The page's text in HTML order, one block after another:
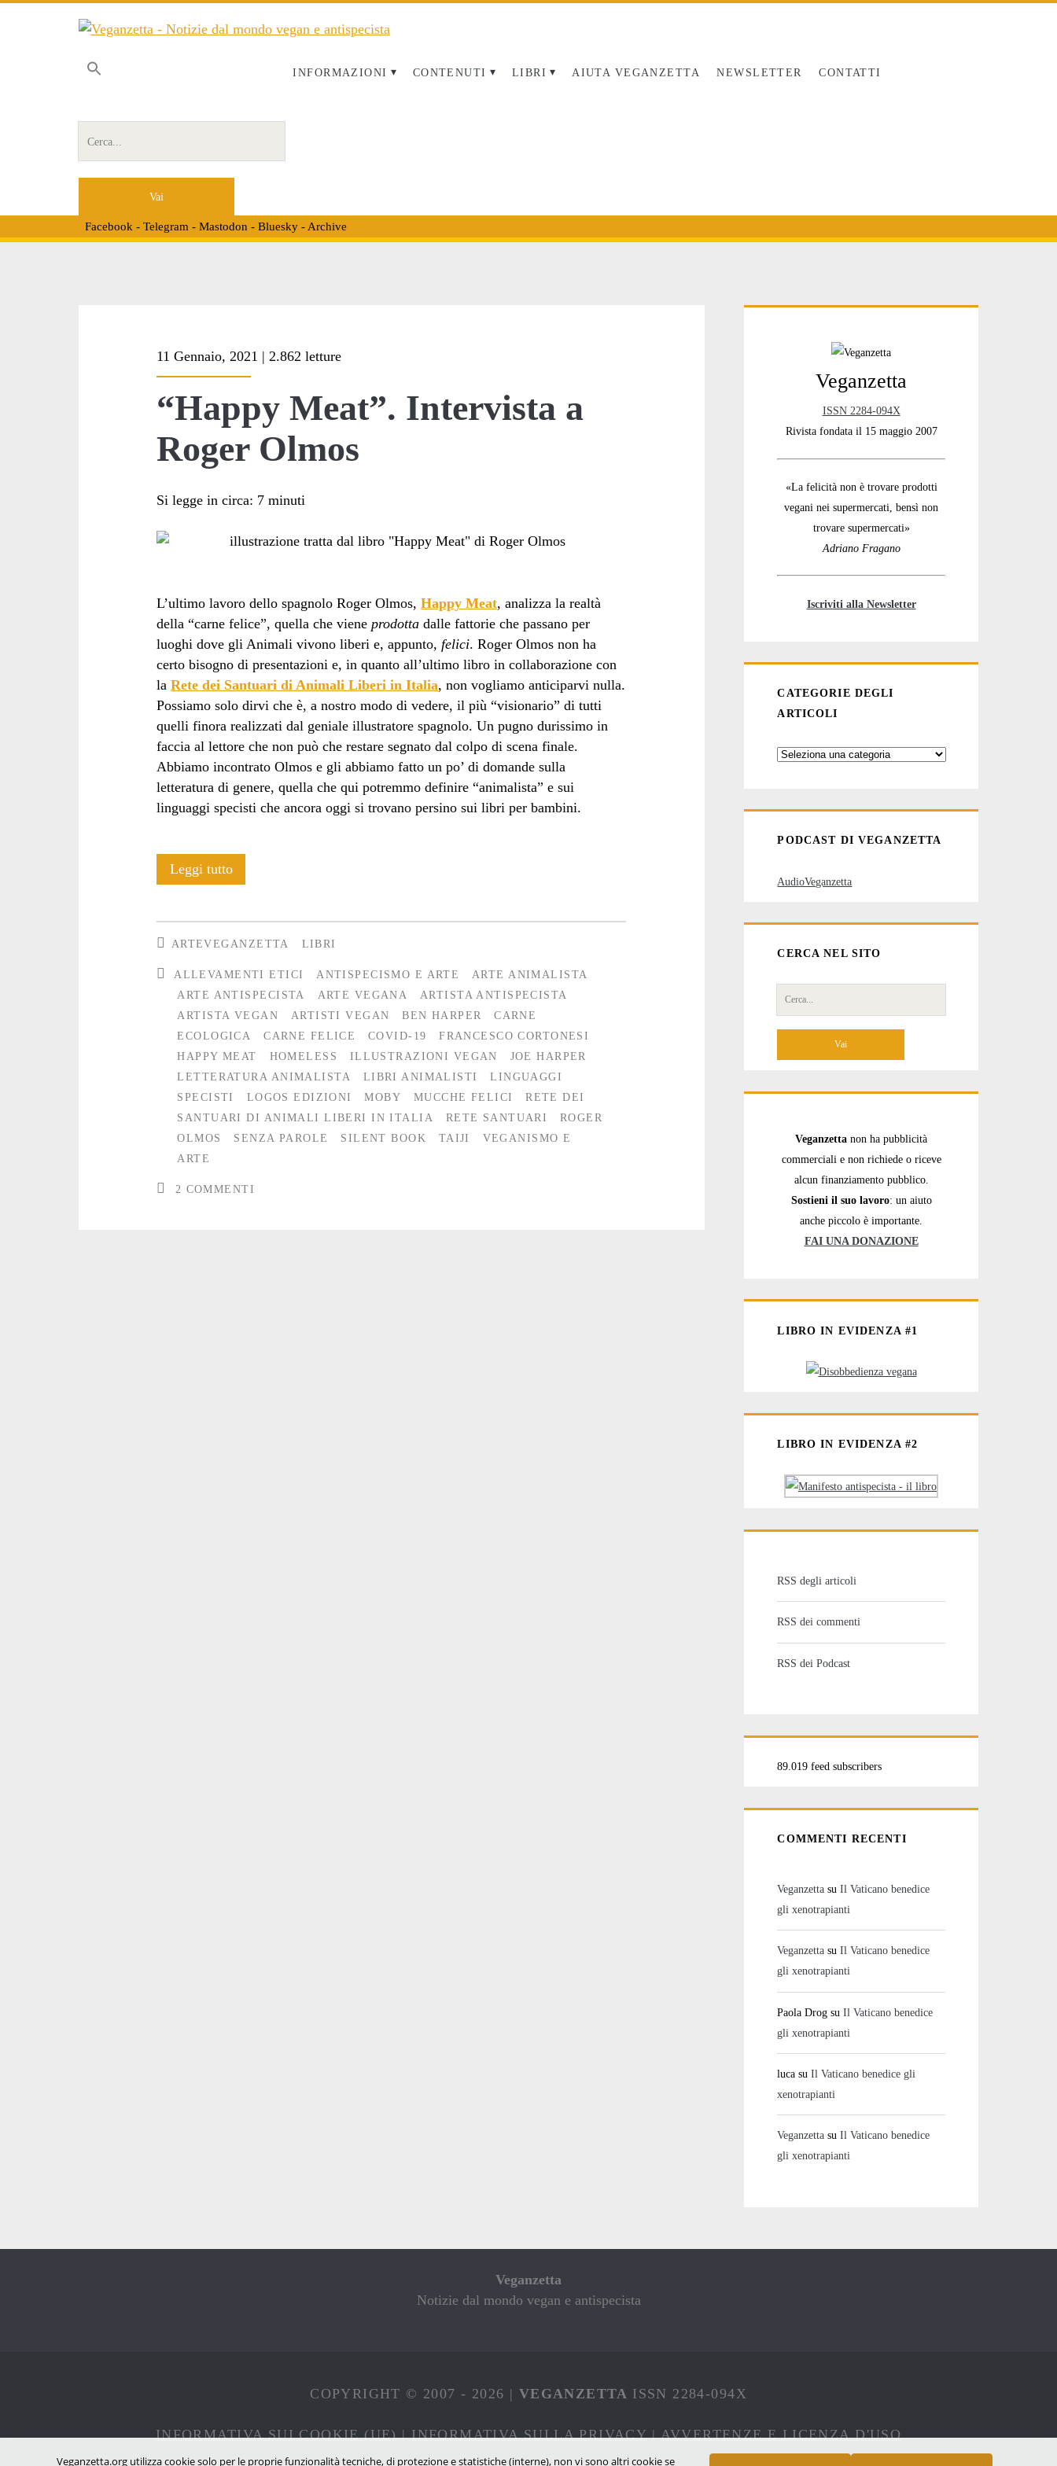
Cerca per:
INFORMAZIONI CONTENUTI LIBRI AIUTA VEGANZETTA NEWSLETTER CONTATTI
Facebook- Telegram- Mastodon - Bluesky-Archive
<span>mucche
felici</span>
11 Gennaio, 2021 | 2.862 letture
“Happy Meat”. Intervista a
Roger Olmos
Si legge in circa: 7 minuti
L’ultimo lavoro dello spagnolo Roger Olmos,Happy Meat, analizza la realtà
della “carne felice”, quella che viene prodotta dalle fattorie che passano per
luoghi dove gli Animali vivono liberi e, appunto, felici. Roger Olmos non ha
certo bisogno di presentazioni e, in quanto all’ultimo libro in collaborazione con
laRete dei Santuari di Animali Liberi in Italia, non vogliamo anticiparvi nulla.
Possiamo solo dirvi che è, a nostro modo di vedere, il più “visionario” di tutti
quelli finora realizzati dal geniale illustratore spagnolo. Un pugno durissimo in
faccia al lettore che non può che restare segnato dal colpo di scena finale.
Abbiamo incontrato Olmos e gli abbiamo fatto un po’ di domande sulla
letteratura di genere, quella che qui potremmo definire “animalista” e sui
linguaggi specisti che ancora oggi si trovano persino sui libri per bambini.
Leggi tutto“Happy
Roger
Olmos
ARTEVEGANZETTA LIBRI
ALLEVAMENTI ETICI ANTISPECISMO E ARTE
ARTE ANIMALISTA
ARTE ANTISPECISTA
ARTE VEGANA
ARTISTA ANTISPECISTA
ARTISTA VEGAN
ARTISTI VEGAN BEN HARPER
CARNE
ECOLOGICA
CARNE FELICE COVID-19
FRANCESCO CORTONESI
HAPPY MEAT
HOMELESS ILLUSTRAZIONI VEGAN
JOE HARPER
LETTERATURA ANIMALISTA
LIBRI ANIMALISTI
LINGUAGGI
SPECISTI
LOGOS EDIZIONI MOBY MUCCHE FELICI
RETE DEI
SANTUARI DI ANIMALI LIBERI IN ITALIA
RETE SANTUARI
ROGER
OLMOS
SENZA PAROLE SILENT BOOK TAIJI
VEGANISMO E
ARTE
2 COMMENTI
Primary
Sidebar
Veganzetta
ISSN 2284-094X
Rivista fondata il 15 maggio 2007
«La felicità non è trovare prodotti
vegani nei supermercati, bensì non
trovare supermercati»
Adriano Fragano
Iscriviti alla Newsletter
CATEGORIE DEGLI
ARTICOLI
Categorie
PODCAST DI VEGANZETTA
AudioVeganzetta
CERCA NEL SITO
Cerca
per:
Veganzetta non ha pubblicità
commerciali e non richiede o riceve
alcun finanziamento pubblico.
Sostieni il suo lavoro: un aiuto
anche piccolo è importante.
FAI UNA DONAZIONE
LIBRO IN EVIDENZA #1
LIBRO IN EVIDENZA #2
RSS degli articoli
RSS dei commenti
RSS dei Podcast
89.019 feed subscribers
COMMENTI RECENTI
Veganzetta suIl Vaticano benedice
gli xenotrapianti
Veganzetta suIl Vaticano benedice
gli xenotrapianti
Paola Drog suIl Vaticano benedice
gli xenotrapianti
luca suIl Vaticano benedice gli
xenotrapianti
Veganzetta suIl Vaticano benedice
gli xenotrapianti
Veganzetta
Notizie dal mondo vegan e antispecista
COPYRIGHT © 2007 - 2026 | VEGANZETTA ISSN 2284-094X
INFORMATIVA SUI COOKIE (UE)|INFORMATIVA SULLA PRIVACY|AVVERTENZE E LICENZA D'USO
Veganzetta.org utilizza cookie solo per le proprie funzionalità tecniche, di protezione e statistiche (interne), non vi sono altri cookie se